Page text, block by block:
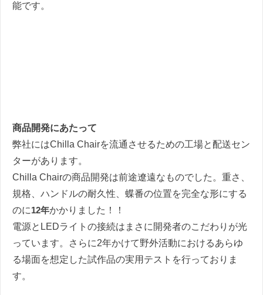
能です。
商品開発にあたって
弊社にはChilla Chairを流通させるための工場と配送セン
ターがあります。
Chilla Chairの商品開発は前途遼遠なものでした。重さ、
規格、ハンドルの耐久性、蝶番の位置を完全な形にする
のに12年かかりました！！
電源とLEDライトの接続はまさに開発者のこだわりが光
っています。さらに2年かけて野外活動におけるあらゆ
る場面を想定した試作品の実用テストを行っておりま
す。